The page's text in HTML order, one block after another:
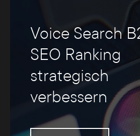
Voice Search
SEO Ranking
strategisch
verbessern